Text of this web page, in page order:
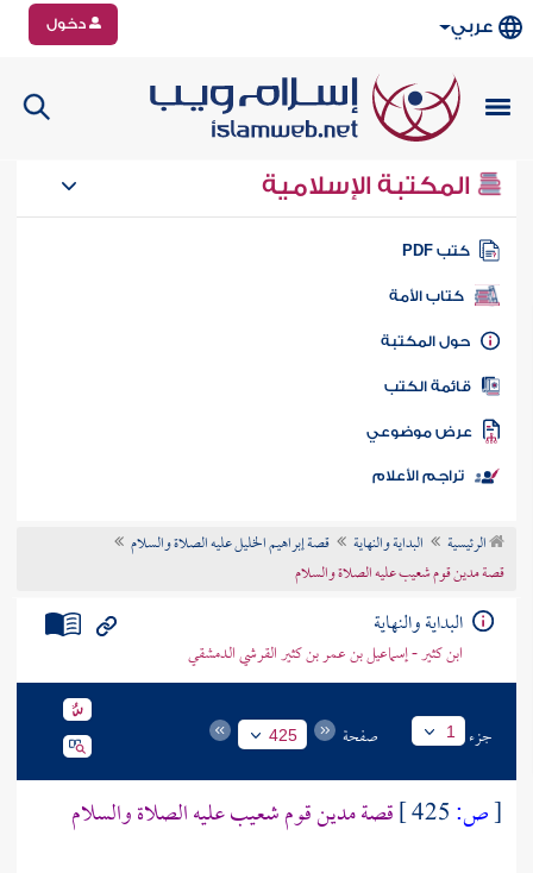
عربي دخول
المكتبة الإسلامية
كتب PDF
كتاب الأمة
المكتبة
الكتب
موضوعي
تراجم الأعلام
الرئيسية البداية والنهاية
قصة إبراهيم الخليل عليه الصلاة والسلام
قصة مدين قوم شعيب عليه الصلاة والسلام
البداية والنهاية
ابن كثير - إسماعيل بن عمر بن كثير القرشي الدمشقي
جزء 1 صفحة 425
[ص: قصةمدينقومشعيبعليه الصلاة والسلام